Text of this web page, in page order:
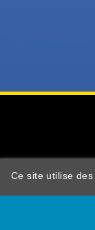
Ce site utilise